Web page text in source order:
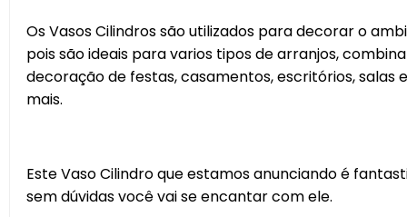
Os Vasos Cilindros são utilizados para decorar o
pois são ideais para varios tipos de arranjos,
decoração de festas, casamentos, escritórios, salas
mais.
Este Vaso Cilindro que estamos anunciando é
sem dúvidas você vai se encantar com ele.